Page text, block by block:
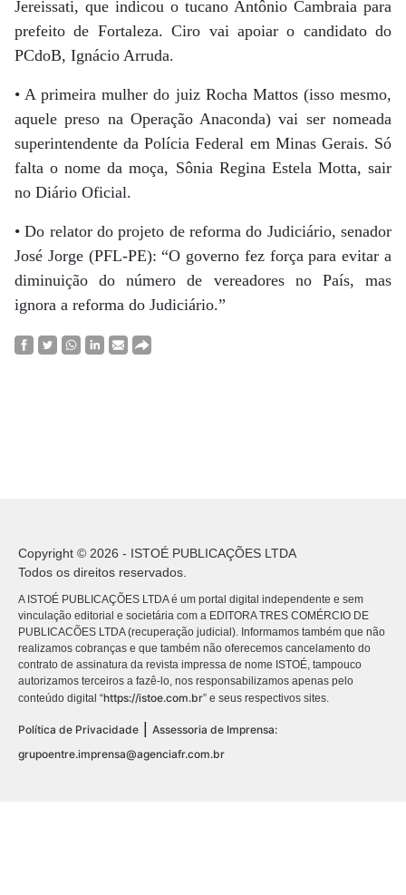
Jereissati, que indicou o tucano Antônio Cambraia para
prefeito de Fortaleza. Ciro vai apoiar o candidato do
PCdoB, Ignácio Arruda.
• A primeira mulher do juiz Rocha Mattos (isso mesmo,
aquele preso na Operação Anaconda) vai ser nomeada
superintendente da Polícia Federal em Minas Gerais. Só
falta o nome da moça, Sônia Regina Estela Motta, sair
no Diário Oficial.
• Do relator do projeto de reforma do Judiciário, senador
José Jorge (PFL-PE): “O governo fez força para evitar a
diminuição do número de vereadores no País, mas
ignora a reforma do Judiciário.”
Copyright © 2026 - ISTOÉ PUBLICAÇÕES LTDA
Todos os direitos reservados.
A ISTOÉ PUBLICAÇÕES LTDA é um portal digital independente e sem
vinculação editorial e societária com a EDITORA TRES COMÉRCIO DE
PUBLICACÕES LTDA (recuperação judicial). Informamos também que não
realizamos cobranças e que também não oferecemos cancelamento do
contrato de assinatura da revista impressa de nome ISTOÉ, tampouco
autorizamos terceiros a fazê-lo, nos responsabilizamos apenas pelo
conteúdo digital “https://istoe.com.br” e seus respectivos sites.
Política de Privacidade
Assessoria de Imprensa:
grupoentre.imprensa@agenciafr.com.br